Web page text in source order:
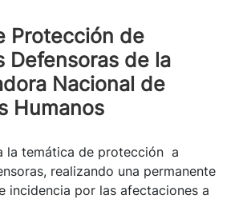
Protección de
Defensoras de la
Nacional de
Humanos
la temática de protección a
realizando una permanente
incidencia por las afectaciones a